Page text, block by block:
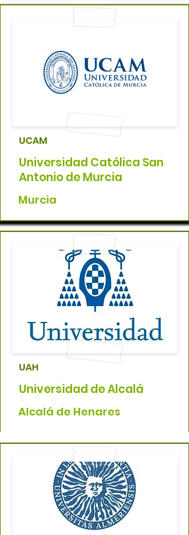
UCAM
Universidad Católica San
Antonio de Murcia
Murcia
UAH
Universidad de Alcalá
Alcalá de Henares